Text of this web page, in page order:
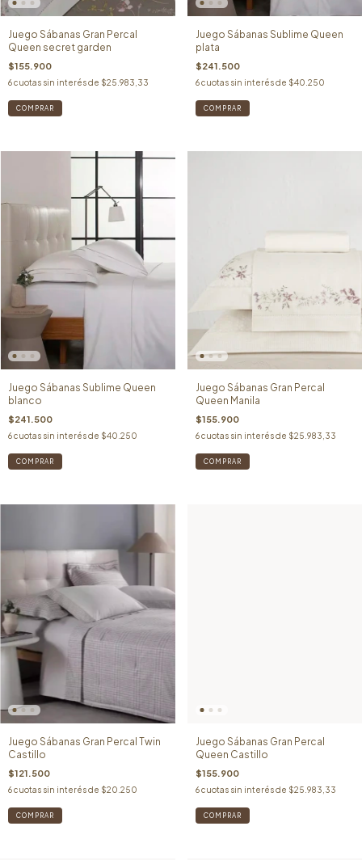
Juego Sábanas Gran Percal
Queen secret garden
$155.900
6cuotas sin interés de $25.983,33
Juego Sábanas Sublime Queen
plata
$241.500
6 cuotas sin interés de $40.250
Juego Sábanas Sublime Queen
blanco
$241.500
6cuotas sin interés de $40.250
Juego Sábanas Gran Percal
Queen Manila
$155.900
6 cuotas sin interés de $25.983,33
Juego Sábanas Gran Percal Twin
Castillo
$121.500
6cuotas sin interés de $20.250
Juego Sábanas Gran Percal
Queen Castillo
$155.900
6 cuotas sin interés de $25.983,33